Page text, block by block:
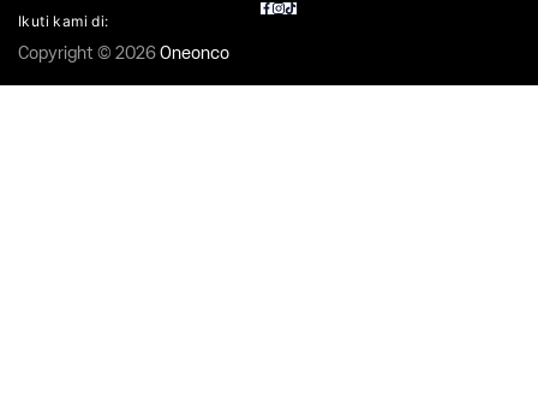
Ikuti kami di:
Copyright © 2026Oneonco